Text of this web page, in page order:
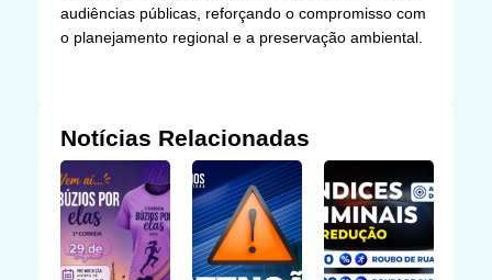
audiências públicas, reforçando o compromisso com
o planejamento regional e a preservação ambiental.
Notícias Relacionadas